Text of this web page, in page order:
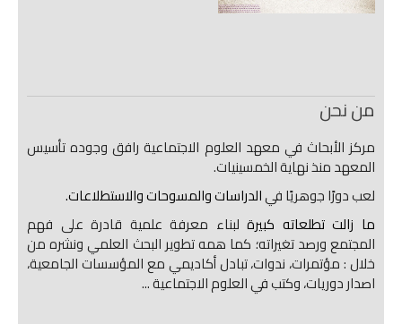
من نحن
مركز الأبحاث في معهد العلوم الاجتماعية رافق وجوده تأسيس
المعهد منذ نهاية الخمسينيات.
لعب دورًا جوهريًا فيالدراسات والمسوحات والاستطلاعات.
ما زالت تطلعاته كبيرة لبناء معرفة علمية قادرة على فهم
المجتمع ورصد تغيراته؛ كما همه تطوير البحث العلمي ونشره من
خلال : مؤتمرات، ندوات، تبادل أكاديمي مع المؤسسات الجامعية،
اصدار دوريات، وكتب في العلوم الاجتماعية ...